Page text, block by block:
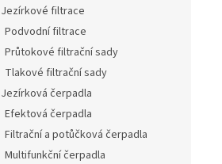
Jezírkové filtrace
Podvodní filtrace
Průtokové filtrační sady
Tlakové filtrační sady
Jezírková čerpadla
Efektová čerpadla
Filtrační a potůčková čerpadla
Multifunkční čerpadla